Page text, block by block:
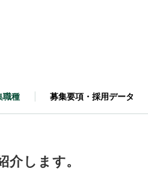
職種 募集要項・採用データ
介します。
サステナビリティ